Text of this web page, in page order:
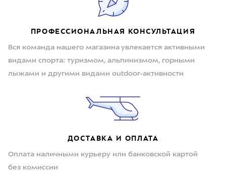
ПРОФЕССИОНАЛЬНАЯ КОНСУЛЬТАЦИЯ
Вся команда нашего магазина увлекается активными
видами спорта: туризмом, альпинизмом, горными
лыжами и другими видами outdoor-активности
ДОСТАВКА И ОПЛАТА
Оплата наличными курьеру или банковской картой
без комиссии